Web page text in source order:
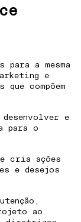
para a mesma
e
compõem
e
para o
cria ações
e desejos
ao